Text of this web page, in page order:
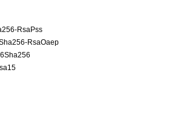
RsaPss
RsaOaep